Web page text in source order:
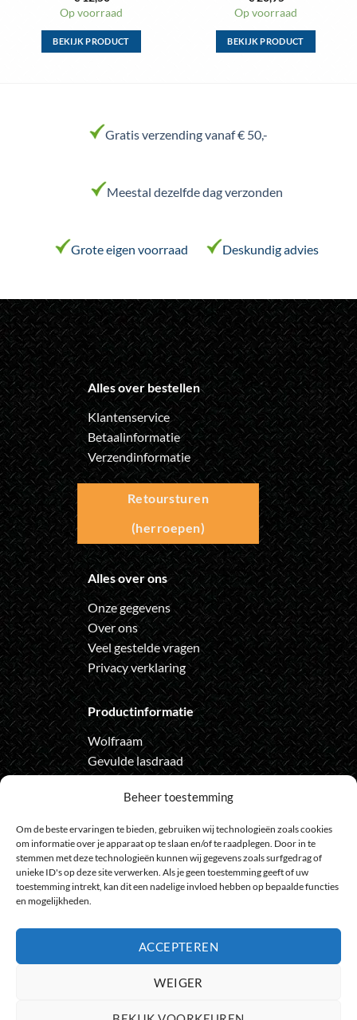
Beheer toestemming
Om de beste ervaringen te bieden, gebruiken wij technologieën zoals cookies
om informatie over je apparaat op te slaan en/of te raadplegen. Door in te
stemmen met deze technologieën kunnen wij gegevens zoals surfgedrag of
unieke ID's op deze site verwerken. Als je geen toestemming geeft of uw
toestemming intrekt, kan dit een nadelige invloed hebben op bepaalde functies
en mogelijkheden.
ACCEPTEREN
WEIGER
Op voorraad
BEKIJK PRODUCT
variaties.
Deze
gekozen
de
productpagina
Op voorraad
BEKIJK PRODUCT
gekozen
de
productpagina
Gratis verzending vanaf € 50,-
Meestal dezelfde dag verzonden
Grote eigen voorraad Deskundig advies
Alles over bestellen
Klantenservice
Betaalinformatie
Verzendinformatie
Retoursturen
(herroepen)
Alles over ons
Onze gegevens
Over ons
Veel gestelde vragen
Privacy verklaring
Productinformatie
Wolfraam
Gevulde lasdraad
Automatische lashelm
Onze nieuwsbrief
Meld je aan voor de nieuwsbrief
en loop geen actie meer mis
BancontactGiroPay